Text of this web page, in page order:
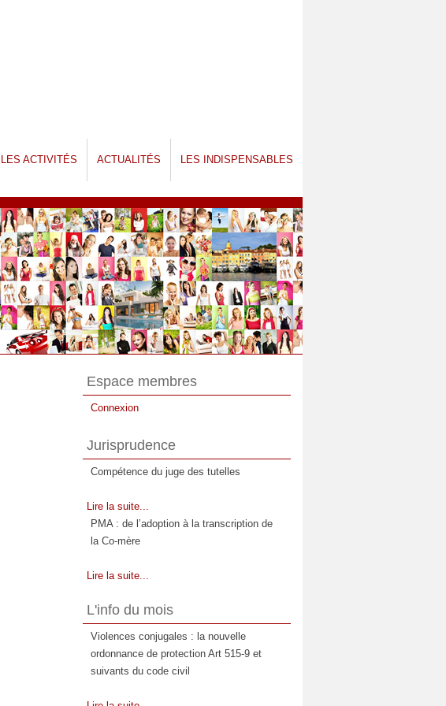
LES ACTIVITÉS ACTUALITÉS LES INDISPENSABLES
Espace membres
Connexion
Jurisprudence
Compétence du juge des tutelles
Lire la suite...
PMA : de l’adoption à la transcription de
la Co-mère
Lire la suite...
étendue de son appréciation
Les relations entre l'enfant et la
L'info du mois
Violences conjugales : la nouvelle
ordonnance de protection Art 515-9 et
suivants du code civil